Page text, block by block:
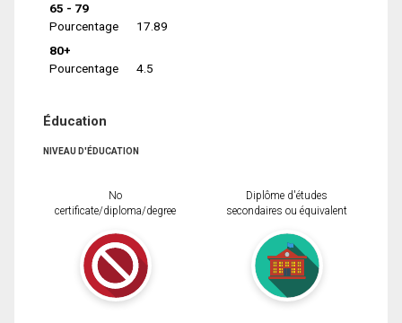
65 - 79
Pourcentage
17.89
80+
Pourcentage
4.5
Éducation
NIVEAU D'ÉDUCATION
No
certificate/diploma/degree
Diplôme d'études
secondaires ou équivalent